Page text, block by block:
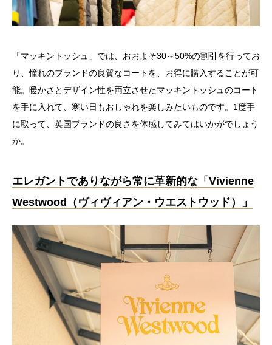
「マッキントッシュ」では、おおよそ30～50%の割引を行ってお
り、憧れのブランドの良質なコートを、お得に購入することが可
能。暖かさとデザイン性を両立させたマッキントッシュのコート
を手に入れて、寒い日もおしゃれを楽しみたいものです。1度手
に取って、英国ブランドの良さを体感してみてはいかがでしょう
か。
エレガントでありながら常に革新的な「Vivienne
Westwood（ヴィヴィアン・ウエストウッド）」